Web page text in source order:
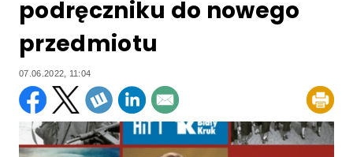
podręczniku do nowego
przedmiotu
07.06.2022, 11:04